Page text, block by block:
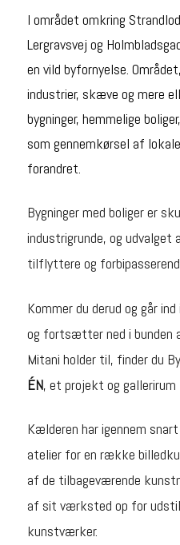
I området omkring
Lergravsvej og
en vild byfornyelse.
industrier, skæve og mere
bygninger, hemmelige
som gennemkørsel af
forandret.
Bygninger med boliger er
industrigrunde, og udvalget
tilflyttere og
Kommer du derud og går
og fortsætter ned i bunden
Mitani holder til, finder du
ÉN, et projekt og
Kælderen har igennem
atelier for en række
af de tilbageværende
af sit værksted op for
kunstværker.